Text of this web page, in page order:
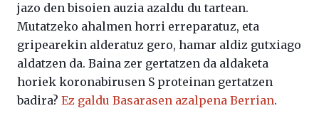
jazo den bisoien auzia azaldu du tartean.
Mutatzeko ahalmen horri erreparatuz, eta
gripearekin alderatuz gero, hamar aldiz gutxiago
aldatzen da. Baina zer gertatzen da aldaketa
horiek koronabirusen S proteinan gertatzen
badira? Ez galdu Basarasen azalpena Berrian.